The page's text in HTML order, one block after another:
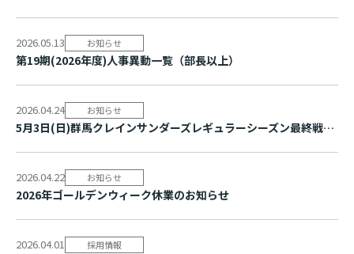
2026.05.13 お知らせ
第19期(2026年度)人事異動一覧（部長以上）
2026.04.24 お知らせ
5月3日(日)群馬クレインサンダーズレギュラーシーズン最終戦で冠試合を実施 ～光でつながる応援と参加型社会貢献企画を開催～
2026.04.22 お知らせ
2026年ゴールデンウィーク休業のお知らせ
2026.04.01 採用情報